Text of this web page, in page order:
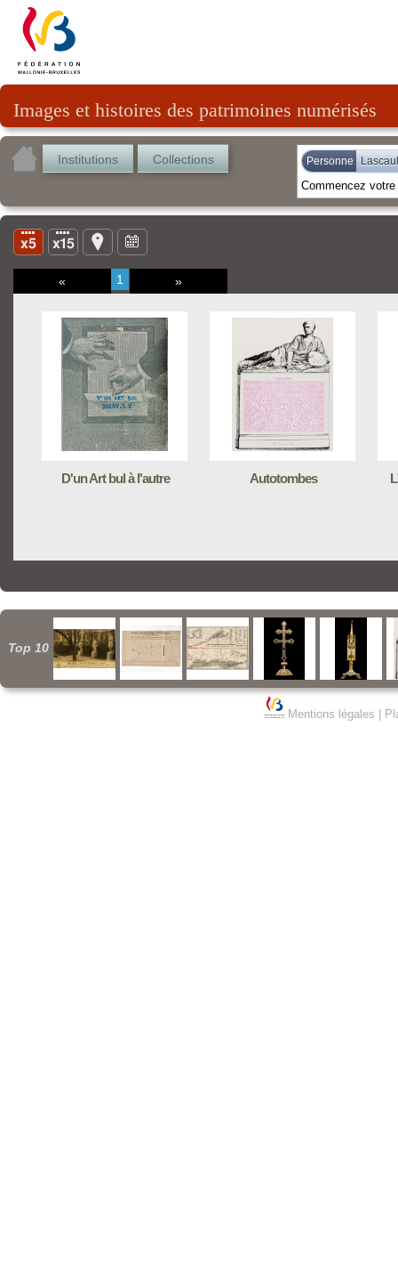
Images et histoires des patrimoines numérisés
Institutions Collections Personne
« 1 »
D'un Art bul à l'autre Autotombes
Top 10
Mentions légales